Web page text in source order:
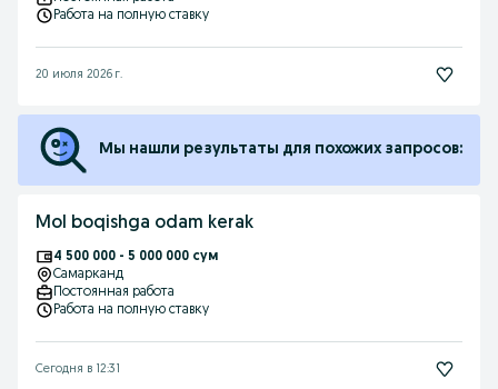
Работа на полную ставку
20 июля 2026 г.
Мы нашли результаты для похожих запросов:
Mol boqishga odam kerak
4 500 000 - 5 000 000 сум
Самарканд
Постоянная работа
Работа на полную ставку
Сегодня в 12:31